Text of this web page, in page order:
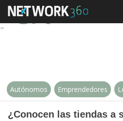
Autónomos Emprendedores
¿Conocen las tiendas a